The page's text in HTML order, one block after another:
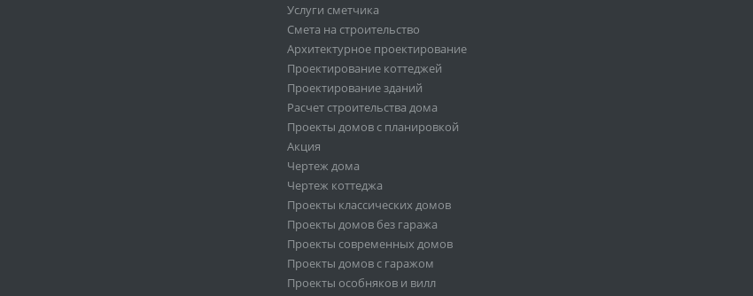
Услуги сметчика
Смета на строительство
Архитектурное проектирование
Проектирование коттеджей
Проектирование зданий
Расчет строительства дома
Проекты домов с планировкой
Акция
Чертеж дома
Чертеж коттеджа
Проекты классических домов
Проекты домов без гаража
Проекты современных домов
Проекты домов с гаражом
Проекты особняков и вилл